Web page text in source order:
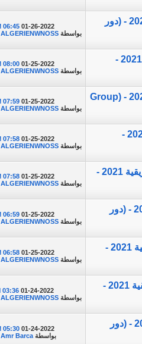
مباراة ||Morocco Vs Malawi|| بطولة كاس الامم الافريقية 2021 - (دور 01-26-2022
06:45 AM
بواسطة ALGERIENWNOSS
مباراة ||Zimbabwe Vs Guinea|| بطولة كاس الامم الافريقية 2021 - 01-25-2022
08:00 AM
بواسطة ALGERIENWNOSS
مباراة ||Gabon Vs Morocco|| بطولة كاس الامم الافريقية 2021 - (Group 01-25-2022
07:59 AM
بواسطة ALGERIENWNOSS
مباراة ||Ghana Vs Comoros|| بطولة كاس الامم الافريقية 2021 - 01-25-2022
07:58 AM
بواسطة ALGERIENWNOSS
مباراة ||Guinea-Bissau vs Nigeria|| بطولة كاس الامم الافريقية 2021 - 01-25-2022
07:58 AM
بواسطة ALGERIENWNOSS
مباراة ||Guinea vs Gambia|| بطولة كاس الامم الافريقية 2021 - (دور 01-25-2022
06:59 AM
بواسطة ALGERIENWNOSS
مباراة ||Cameroon vs Comoros|| بطولة كاس الامم الافريقية 2021 - 01-25-2022
06:58 AM
بواسطة ALGERIENWNOSS
مباراة ||Burkina Faso Vs Gabon|| بطولة كاس الامم الافريقية 2021 - 01-24-2022
03:36 PM
بواسطة ALGERIENWNOSS
مباراة ||Nigeria Vs Tunisia|| بطولة كاس الامم الافريقية 2021 - (دور 01-24-2022
05:30 AM
بواسطة Amr Barca